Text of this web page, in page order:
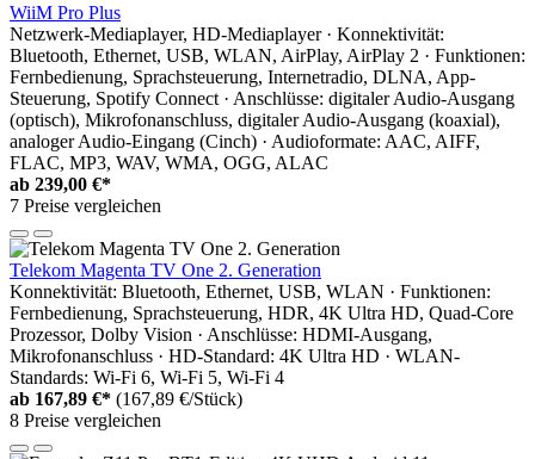
WiiM Pro Plus
Netzwerk-Mediaplayer, HD-Mediaplayer · Konnektivität:
Bluetooth, Ethernet, USB, WLAN, AirPlay, AirPlay 2 · Funktionen:
Fernbedienung, Sprachsteuerung, Internetradio, DLNA, App-
Steuerung, Spotify Connect · Anschlüsse: digitaler Audio-Ausgang
(optisch), Mikrofonanschluss, digitaler Audio-Ausgang (koaxial),
analoger Audio-Eingang (Cinch) · Audioformate: AAC, AIFF,
FLAC, MP3, WAV, WMA, OGG, ALAC
ab 239,00 €*
7 Preise vergleichen
Telekom Magenta TV One 2. Generation
Konnektivität: Bluetooth, Ethernet, USB, WLAN · Funktionen:
Fernbedienung, Sprachsteuerung, HDR, 4K Ultra HD, Quad-Core
Prozessor, Dolby Vision · Anschlüsse: HDMI-Ausgang,
Mikrofonanschluss · HD-Standard: 4K Ultra HD · WLAN-
Standards: Wi-Fi 6, Wi-Fi 5, Wi-Fi 4
ab 167,89 €* (167,89 €/Stück)
8 Preise vergleichen